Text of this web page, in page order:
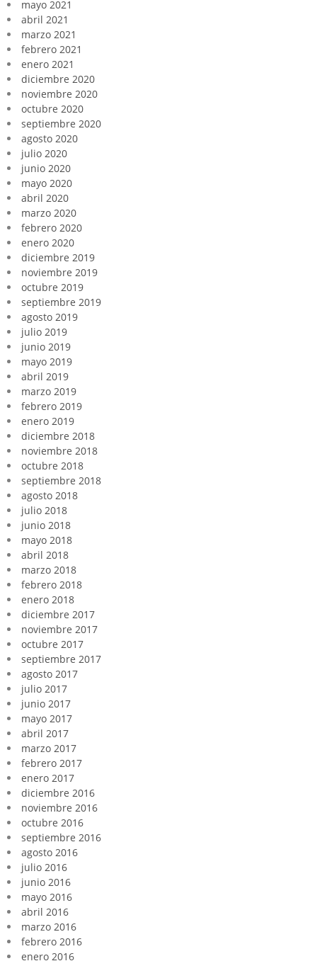
mayo 2021
abril 2021
marzo 2021
febrero 2021
enero 2021
diciembre 2020
noviembre 2020
octubre 2020
septiembre 2020
agosto 2020
julio 2020
junio 2020
mayo 2020
abril 2020
marzo 2020
febrero 2020
enero 2020
diciembre 2019
noviembre 2019
octubre 2019
septiembre 2019
agosto 2019
julio 2019
junio 2019
mayo 2019
abril 2019
marzo 2019
febrero 2019
enero 2019
diciembre 2018
noviembre 2018
octubre 2018
septiembre 2018
agosto 2018
julio 2018
junio 2018
mayo 2018
abril 2018
marzo 2018
febrero 2018
enero 2018
diciembre 2017
noviembre 2017
octubre 2017
septiembre 2017
agosto 2017
julio 2017
junio 2017
mayo 2017
abril 2017
marzo 2017
febrero 2017
enero 2017
diciembre 2016
noviembre 2016
octubre 2016
septiembre 2016
agosto 2016
julio 2016
junio 2016
mayo 2016
abril 2016
marzo 2016
febrero 2016
enero 2016